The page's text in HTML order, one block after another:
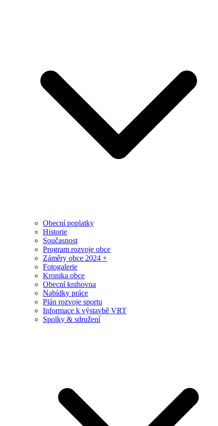
Obecní poplatky
Historie
Současnost
Program rozvoje obce
Záměry obce 2024 +
Fotogalerie
Kronika obce
Obecní knihovna
Nabídky práce
Plán rozvoje sportu
Informace k výstavbě VRT
Spolky & sdružení